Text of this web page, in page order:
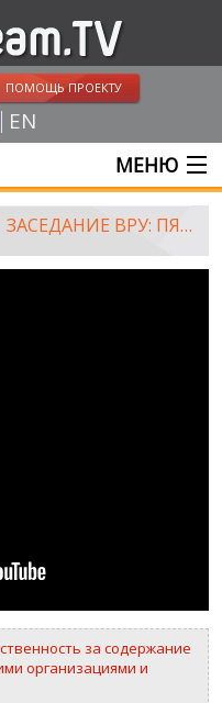
ПОМОЩЬ ПРОЕКТУ
EN
МЕНЮ
ЗАСЕДАНИЕ ВРУ: ПЯТАЯ ГОДОВЩИНА ВООРУЖЕННОЙ АГРЕССИИ РОССИИ
за содержание
организациями и